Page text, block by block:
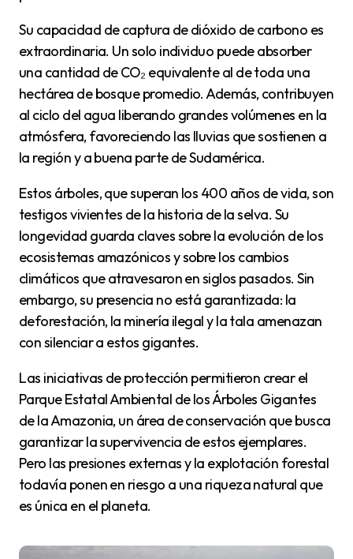
Su capacidad de captura de dióxido de carbono es
extraordinaria. Un solo individuo puede absorber
una cantidad de CO₂ equivalente al de toda una
hectárea de bosque promedio. Además, contribuyen
al ciclo del agua liberando grandes volúmenes en la
atmósfera, favoreciendo las lluvias que sostienen a
la región y a buena parte de Sudamérica.
Estos árboles, que superan los 400 años de vida, son
testigos vivientes de la historia de la selva. Su
longevidad guarda claves sobre la evolución de los
ecosistemas amazónicos y sobre los cambios
climáticos que atravesaron en siglos pasados. Sin
embargo, su presencia no está garantizada: la
deforestación, la minería ilegal y la tala amenazan
con silenciar a estos gigantes.
Las iniciativas de protección permitieron crear el
Parque Estatal Ambiental de los Árboles Gigantes
de la Amazonia, un área de conservación que busca
garantizar la supervivencia de estos ejemplares.
Pero las presiones externas y la explotación forestal
todavía ponen en riesgo a una riqueza natural que
es única en el planeta.